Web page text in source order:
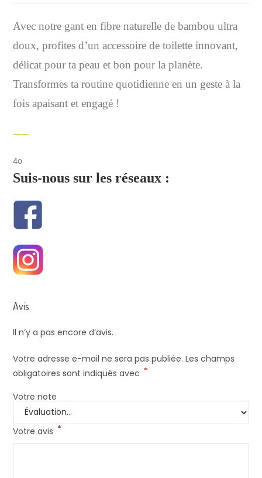
Avec notre gant en fibre naturelle de bambou ultra
doux, profites d’un accessoire de toilette innovant,
délicat pour ta peau et bon pour la planète.
Transformes ta routine quotidienne en un geste à la
fois apaisant et engagé !
4o
Suis-nous sur les réseaux :
Avis
Il n’y a pas encore d’avis.
Votre adresse e-mail ne sera pas publiée. Les champs
obligatoires sont indiqués avec *
Votre note
Votre avis *